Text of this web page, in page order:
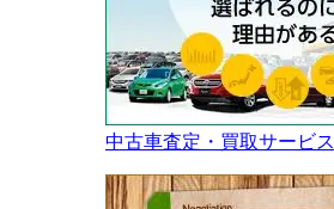
中古車査定・買取サービス